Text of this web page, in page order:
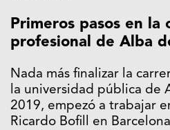
Primeros pasos en la
profesional de Alba
Nada más finalizar la
la universidad pública de
2019, empezó a trabajar
Ricardo Bofill en